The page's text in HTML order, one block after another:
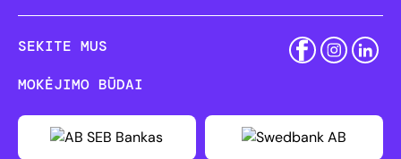
SEKITE MUS
MOKĖJIMO BŪDAI